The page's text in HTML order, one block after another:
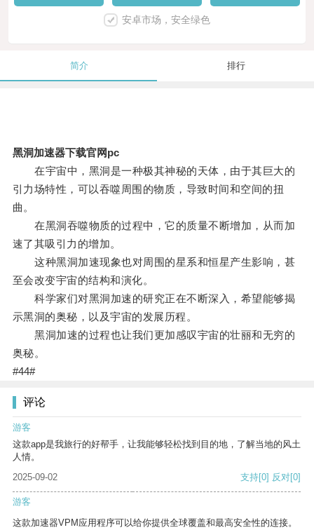
安卓市场，安全绿色
简介 排行
黑洞加速器下载官网pc
在宇宙中，黑洞是一种极其神秘的天体，由于其巨大的
引力场特性，可以吞噬周围的物质，导致时间和空间的扭
曲。
在黑洞吞噬物质的过程中，它的质量不断增加，从而加
速了其吸引力的增加。
这种黑洞加速现象也对周围的星系和恒星产生影响，甚
至会改变宇宙的结构和演化。
科学家们对黑洞加速的研究正在不断深入，希望能够揭
示黑洞的奥秘，以及宇宙的发展历程。
黑洞加速的过程也让我们更加感叹宇宙的壮丽和无穷的
奥秘。
#44#
评论
游客
这款app是我旅行的好帮手，让我能够轻松找到目的地，了解当地的风土
人情。
2025-09-02
支持[0] 反对[0]
游客
这款加速器VPM应用程序可以给你提供全球覆盖和最高安全性的连接。